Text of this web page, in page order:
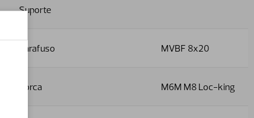
Suporte
Parafuso MVBF 8x20
Porca M6M M8 Loc-king